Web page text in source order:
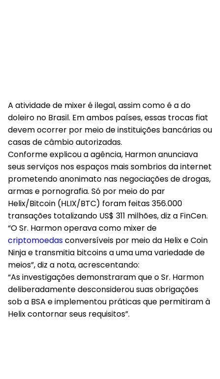
A atividade de mixer é ilegal, assim como é a do
doleiro no Brasil. Em ambos países, essas trocas fiat
devem ocorrer por meio de instituições bancárias ou
casas de câmbio autorizadas.
Conforme explicou a agência, Harmon anunciava
seus serviços nos espaços mais sombrios da internet
prometendo anonimato nas negociações de drogas,
armas e pornografia. Só por meio do par
Helix/Bitcoin (HLIX/BTC) foram feitas 356.000
transações totalizando US$ 311 milhões, diz a FinCen.
“O Sr. Harmon operava como mixer de
criptomoedasconversíveis por meio da Helix e Coin
Ninja e transmitia bitcoins a uma uma variedade de
meios”, diz a nota, acrescentando:
“As investigações demonstraram que o Sr. Harmon
deliberadamente desconsiderou suas obrigações
sob a BSA e implementou práticas que permitiram à
Helix contornar seus requisitos”.